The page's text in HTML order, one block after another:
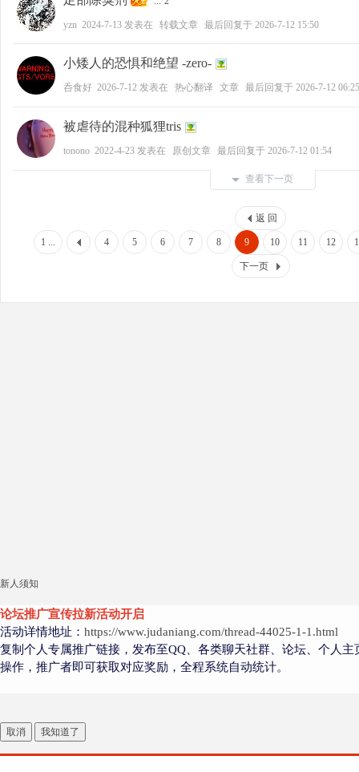
yzn 2024-7-13 发表在 转载文章 最后回复于 2026-7-12 15:50
小矮人的恐惧和绝望 -zero-
呑食好 2026-7-12 发表在 热心翻译 文章 最后回复于 2026-7-12 06:25
被虐待的混种狐狸tris
tonono 2022-4-23 发表在 原创文章 最后回复于 2026-7-12 01:54
查看下一页
返 回
1 ... 4 5 6 7 8 9 10 11 12
下一页
新人须知
论坛推广宣传拉新活动开启
活动详情地址： https://www.judaniang.com/thread-44025-1-1.html
复制个人专属推广链接，发布至QQ、各类聊天社群、论坛、个人
操作，推广者即可获取对应奖励，全程系统自动统计。
取消 我知道了